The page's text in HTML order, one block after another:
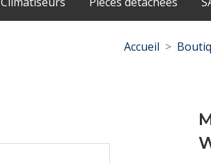
Accueil